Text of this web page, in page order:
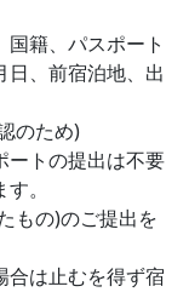
国籍、パスポート
日、前宿泊地、出
のため)
ートの提出は不要
。
もの)のご提出を
合は止むを得ず宿